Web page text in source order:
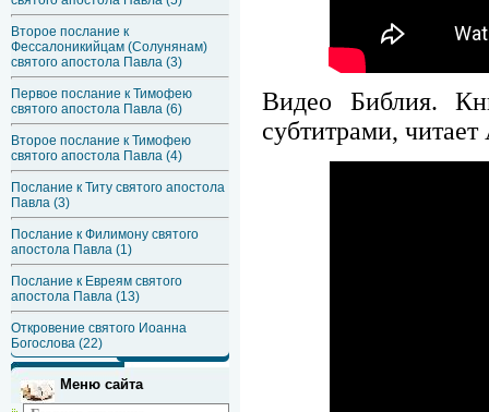
Второе послание к
Фессалоникийцам (Солунянам)
святого апостола Павла (3)
Первое послание к Тимофею
святого апостола Павла (6)
Второе послание к Тимофею
святого апостола Павла (4)
Послание к Титу святого апостола
Павла (3)
Послание к Филимону святого
апостола Павла (1)
Послание к Евреям святого
апостола Павла (13)
Откровение святого Иоанна
Богослова (22)
Меню сайта
Видео Библия.
субтитрами,